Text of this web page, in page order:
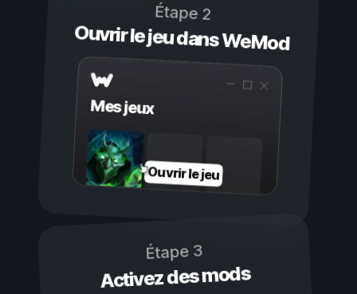
Étape 2
Ouvrir le jeu dans WeMod
Mes jeux
Ouvrir le jeu
Étape 3
Activez des mods